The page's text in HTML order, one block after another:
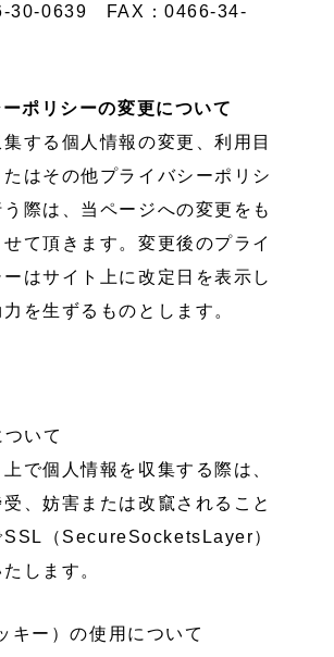
30-0639 FAX：0466-34-
ポリシーの変更について
する個人情報の変更、利用目
はその他プライバシーポリシ
際は、当ページへの変更をも
て頂きます。変更後のプライ
はサイト上に改定日を表示し
を生ずるものとします。
いて
で個人情報を収集する際は、
、妨害または改竄されること
SSL（SecureSocketsLayer）
します。
キー）の使用について